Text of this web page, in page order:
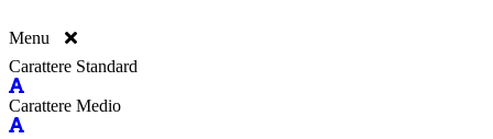
Menu
Carattere Standard
Carattere Medio